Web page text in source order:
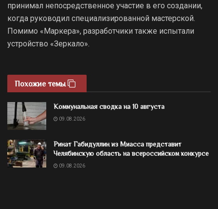
принимал непосредственное участие в его создании,
когда руководил специализированной мастерской.
Помимо «Маркера», разработчики также испытали
устройство «Зеркало».
Похожие темы
Коммунальная сводка на 10 августа
09.08.2026
Ринат Габидуллин из Миасса представит
Челябинскую область на всероссийском конкурсе
09.08.2026